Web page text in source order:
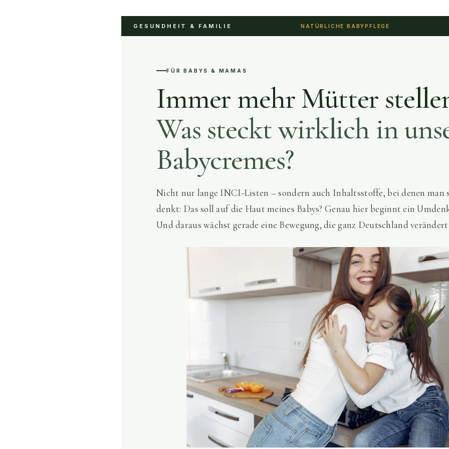
GESUNDHEIT & FAMILIE NATÜRLICHE BABYPFLEGE
FÜR BABYS & MAMAS
Immer mehr Mütter
Was steckt wirklich in
Babycremes?
Nicht nur lange INCI-Listen – sondern auch Inhaltsstoffe, bei denen man
denkt: Das soll auf die Haut meines Babys? Genau hier beginnt ein
Und daraus wächst gerade eine Bewegung, die ganz Deutschland